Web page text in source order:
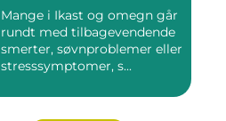
Mange i Ikast og omegn går
rundt med tilbagevendende
smerter, søvnproblemer eller
stresssymptomer, s...